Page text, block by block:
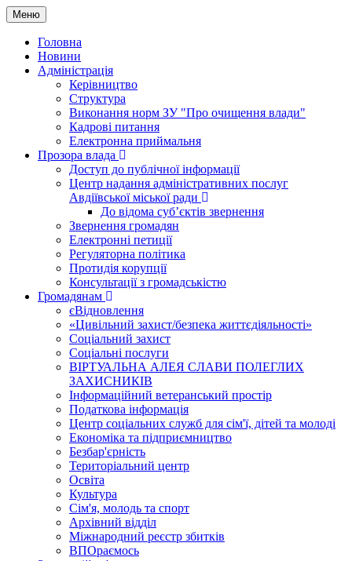
Меню
Головна
Новини
Адміністрація
Керівництво
Структура
Виконання норм ЗУ "Про очищення влади"
Кадрові питання
Електронна приймальня
Прозора влада
Доступ до публічної інформації
Центр надання адміністративних послуг
Авдіївської міської ради
До відома суб’єктів звернення
Звернення громадян
Електронні петиції
Регуляторна політика
Протидія корупції
Консультації з громадськістю
Громадянам
єВідновлення
«Цивільний захист/безпека життєдіяльності»
Соціальний захист
Соціальні послуги
ВІРТУАЛЬНА АЛЕЯ СЛАВИ ПОЛЕГЛИХ
ЗАХИСНИКІВ
Інформаційний ветеранський простір
Податкова інформація
Центр соціальних служб для сім'ї, дітей та молоді
Економіка та підприємництво
Безбар'єрність
Територіальний центр
Освіта
Культура
Сім'я, молодь та спорт
Архівний відділ
Міжнародний реєстр збитків
ВПОраємось